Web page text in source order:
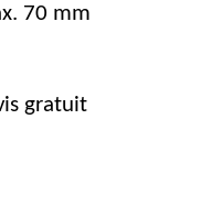
70 mm
gratuit